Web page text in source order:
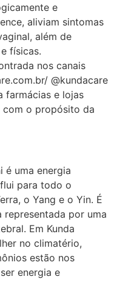
e
aliviam sintomas
além de
físicas.
nos canais
@kundacare
farmácias e lojas
com o propósito da
é uma energia
para todo o
o Yang e o Yin. É
representada por uma
Em Kunda
no climatério,
estão nos
energia e